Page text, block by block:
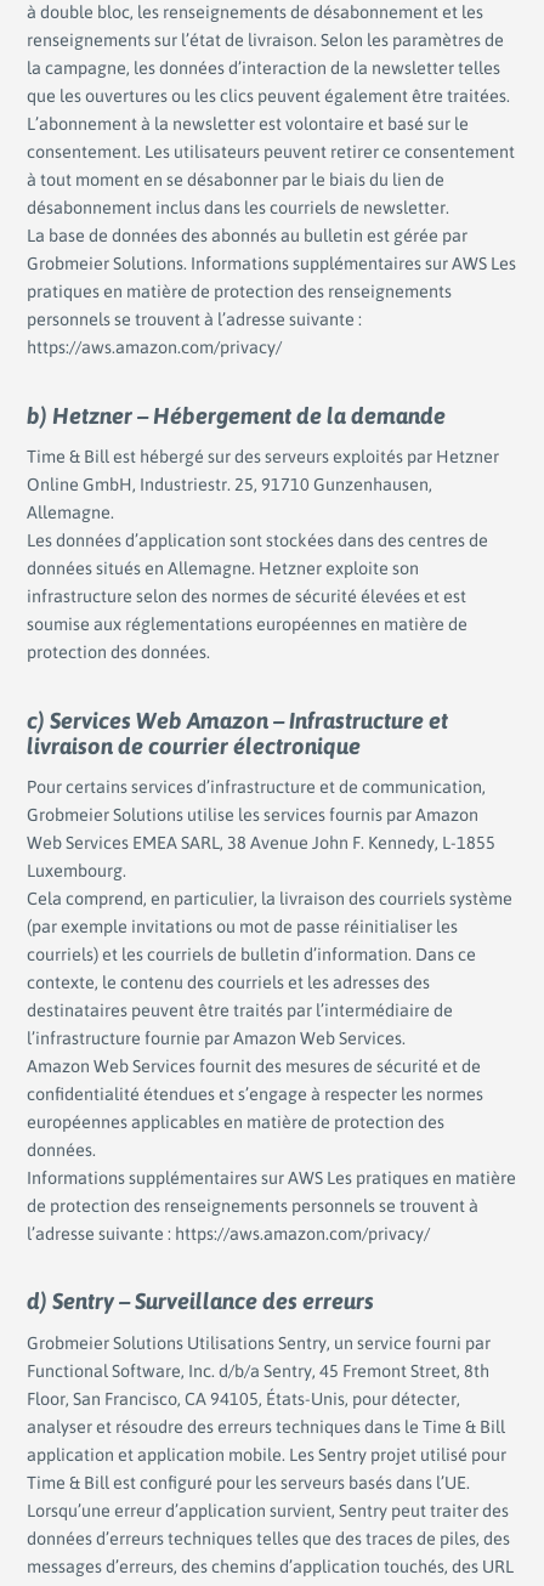
à double bloc, les renseignements de désabonnement et les
renseignements sur l’état de livraison. Selon les paramètres de
la campagne, les données d’interaction de la newsletter telles
que les ouvertures ou les clics peuvent également être traitées.
L’abonnement à la newsletter est volontaire et basé sur le
consentement. Les utilisateurs peuvent retirer ce consentement
à tout moment en se désabonner par le biais du lien de
désabonnement inclus dans les courriels de newsletter.
La base de données des abonnés au bulletin est gérée par
Grobmeier Solutions. Informations supplémentaires sur AWS Les
pratiques en matière de protection des renseignements
personnels se trouvent à l’adresse suivante :
https://aws.amazon.com/privacy/
b) Hetzner – Hébergement de la demande
Time & Bill est hébergé sur des serveurs exploités par Hetzner
Online GmbH, Industriestr. 25, 91710 Gunzenhausen,
Allemagne.
Les données d’application sont stockées dans des centres de
données situés en Allemagne. Hetzner exploite son
infrastructure selon des normes de sécurité élevées et est
soumise aux réglementations européennes en matière de
protection des données.
c) Services Web Amazon – Infrastructure et
livraison de courrier électronique
Pour certains services d’infrastructure et de communication,
Grobmeier Solutions utilise les services fournis par Amazon
Web Services EMEA SARL, 38 Avenue John F. Kennedy, L-1855
Luxembourg.
Cela comprend, en particulier, la livraison des courriels système
(par exemple invitations ou mot de passe réinitialiser les
courriels) et les courriels de bulletin d’information. Dans ce
contexte, le contenu des courriels et les adresses des
destinataires peuvent être traités par l’intermédiaire de
l’infrastructure fournie par Amazon Web Services.
Amazon Web Services fournit des mesures de sécurité et de
confidentialité étendues et s’engage à respecter les normes
européennes applicables en matière de protection des
données.
Informations supplémentaires sur AWS Les pratiques en matière
de protection des renseignements personnels se trouvent à
l’adresse suivante : https://aws.amazon.com/privacy/
d) Sentry – Surveillance des erreurs
Grobmeier Solutions Utilisations Sentry, un service fourni par
Functional Software, Inc. d/b/a Sentry, 45 Fremont Street, 8th
Floor, San Francisco, CA 94105, États-Unis, pour détecter,
analyser et résoudre des erreurs techniques dans le Time & Bill
application et application mobile. Les Sentry projet utilisé pour
Time & Bill est configuré pour les serveurs basés dans l’UE.
Lorsqu’une erreur d’application survient, Sentry peut traiter des
données d’erreurs techniques telles que des traces de piles, des
messages d’erreurs, des chemins d’application touchés, des URL